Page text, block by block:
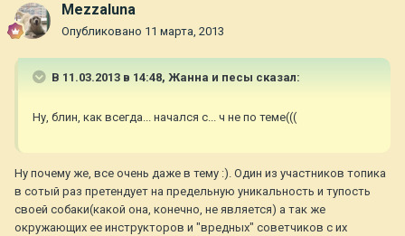
Mezzaluna
Опубликовано 11 марта, 2013
В 11.03.2013 в 14:48, Жанна и песы сказал:
Ну, блин, как всегда... начался с... ч не по теме(((
Ну почему же, все очень даже в тему :). Один из участников топика
в сотый раз претендует на предельную уникальность и тупость
своей собаки(какой она, конечно, не является) а так же
окружающих ее инструкторов и "вредных" советчиков с их